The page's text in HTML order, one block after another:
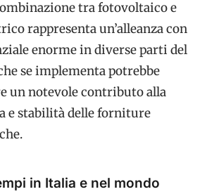
tra fotovoltaico e
rappresenta un’alleanza con
enorme in diverse parti del
se implementa potrebbe
un notevole contributo alla
e stabilità delle forniture
in Italia e nel mondo